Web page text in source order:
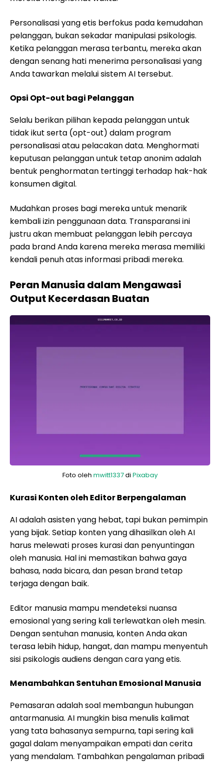
Personalisasi yang etis berfokus pada kemudahan
pelanggan, bukan sekadar manipulasi psikologis.
Ketika pelanggan merasa terbantu, mereka akan
dengan senang hati menerima personalisasi yang
Anda tawarkan melalui sistem AI tersebut.
Opsi Opt-out bagi Pelanggan
Selalu berikan pilihan kepada pelanggan untuk
tidak ikut serta (opt-out) dalam program
personalisasi atau pelacakan data. Menghormati
keputusan pelanggan untuk tetap anonim adalah
bentuk penghormatan tertinggi terhadap hak-hak
konsumen digital.
Mudahkan proses bagi mereka untuk menarik
kembali izin penggunaan data. Transparansi ini
justru akan membuat pelanggan lebih percaya
pada brand Anda karena mereka merasa memiliki
kendali penuh atas informasi pribadi mereka.
Peran Manusia dalam Mengawasi
Output Kecerdasan Buatan
Foto oleh mwitt1337di Pixabay
Kurasi Konten oleh Editor Berpengalaman
AI adalah asisten yang hebat, tapi bukan pemimpin
yang bijak. Setiap konten yang dihasilkan oleh AI
harus melewati proses kurasi dan penyuntingan
oleh manusia. Hal ini memastikan bahwa gaya
bahasa, nada bicara, dan pesan brand tetap
terjaga dengan baik.
Editor manusia mampu mendeteksi nuansa
emosional yang sering kali terlewatkan oleh mesin.
Dengan sentuhan manusia, konten Anda akan
terasa lebih hidup, hangat, dan mampu menyentuh
sisi psikologis audiens dengan cara yang etis.
Menambahkan Sentuhan Emosional Manusia
Pemasaran adalah soal membangun hubungan
antarmanusia. AI mungkin bisa menulis kalimat
yang tata bahasanya sempurna, tapi sering kali
gagal dalam menyampaikan empati dan cerita
yang mendalam. Tambahkan pengalaman pribadi